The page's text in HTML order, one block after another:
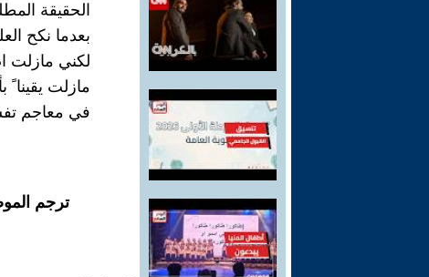
الحقيقة
بعدما نكح
لكني مازلت
مازلت يقينا
في معاجم
ترجم